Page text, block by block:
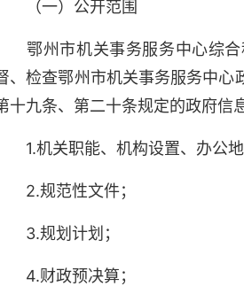
一）公开范围
州市机关事务服务中心综合
、检查鄂州市机关事务服务中心
十九条、第二十条规定的政府信
机关职能、机构设置、办公地
规范性文件；
规划计划；
财政预决算；